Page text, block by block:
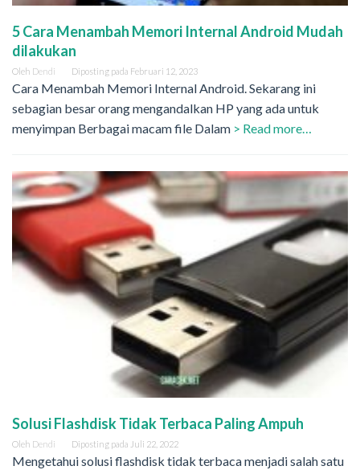
5 Cara Menambah Memori Internal Android Mudah
dilakukan
Oleh Dendi Diposting pada Februari 12, 2023
Cara Menambah Memori Internal Android. Sekarang ini
sebagian besar orang mengandalkan HP yang ada untuk
menyimpan Berbagai macam file Dalam > Read more…
Solusi Flashdisk Tidak Terbaca Paling Ampuh
Oleh Dendi Diposting pada Juli 22, 2022
Mengetahui solusi flashdisk tidak terbaca menjadi salah satu